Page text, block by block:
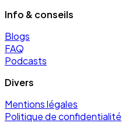
Info & conseils
Blogs
FAQ
Podcasts
Divers
Mentions légales
Politique de confidentialité